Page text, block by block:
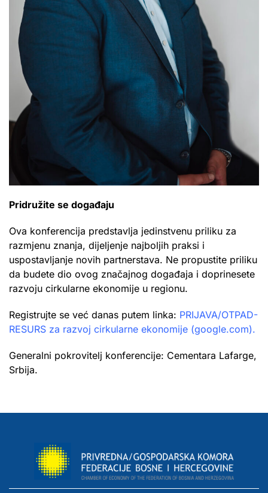
Pridružite se događaju
Ova konferencija predstavlja jedinstvenu priliku za
razmjenu znanja, dijeljenje najboljih praksi i
uspostavljanje novih partnerstava. Ne propustite priliku
da budete dio ovog značajnog događaja i doprinesete
razvoju cirkularne ekonomije u regionu.
Registrujte se već danas putem linka: PRIJAVA/OTPAD-
RESURS za razvoj cirkularne ekonomije (google.com).
Generalni pokrovitelj konferencije: Cementara Lafarge,
Srbija.